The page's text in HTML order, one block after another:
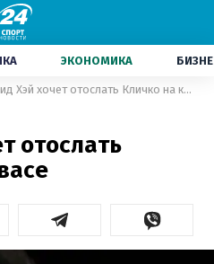
ЭКОНОМИКА
Дэвид Хэй хочет отослать Кличко на канвасе
отослать